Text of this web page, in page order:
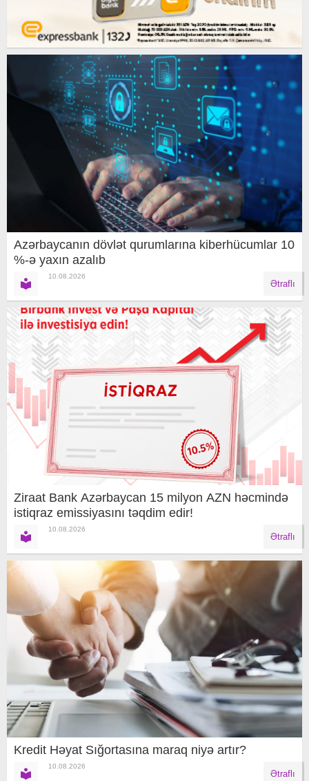
Azərbaycanın dövlət qurumlarına kiberhücumlar 10
%-ə yaxın azalıb
10.08.2026
Ətraflı
Ziraat Bank Azərbaycan 15 milyon AZN həcmində
istiqraz emissiyasını təqdim edir!
10.08.2026
Ətraflı
Kredit Həyat Sığortasına maraq niyə artır?
10.08.2026
Ətraflı